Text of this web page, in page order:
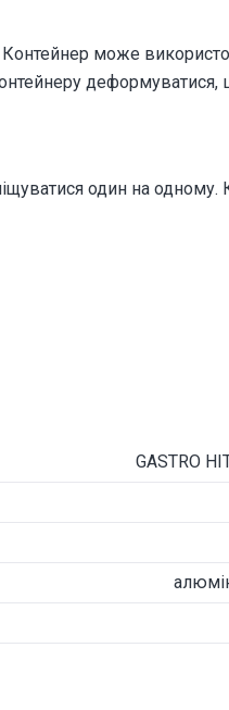
може
один на одному.
GASTRO